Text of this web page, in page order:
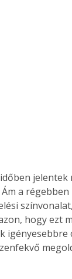
jelentek
a
hogy ezt